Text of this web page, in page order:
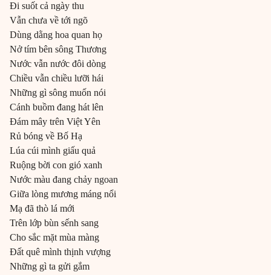
Đi suốt cả ngày thu
Vẫn chưa về tới ngõ
Dùng dằng hoa quan họ
Nở tím bên sông Thương
Nước vẫn nước đôi dòng
Chiều vẫn chiều lưỡi hái
Những gì sông muốn nói
Cánh buồm đang hát lên
Đám mây trên Việt Yên
Rủ bóng về Bố Hạ
Lúa cúi mình giấu quả
Ruộng bời con gió xanh
Nước màu đang chảy ngoan
Giữa lòng mương máng nổi
Mạ đã thò lá mới
Trên lớp bùn sếnh sang
Cho sắc mặt mùa màng
Đất quê mình thịnh vượng
Những gì ta gửi gắm